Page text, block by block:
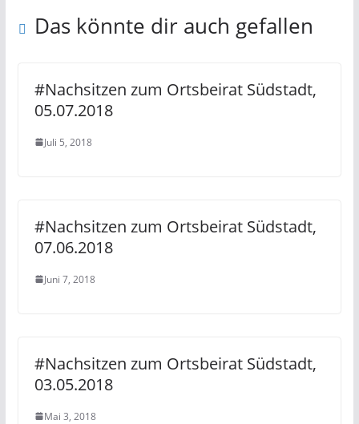
Das könnte dir auch gefallen
#Nachsitzen zum Ortsbeirat Südstadt,
05.07.2018
Juli 5, 2018
#Nachsitzen zum Ortsbeirat Südstadt,
07.06.2018
Juni 7, 2018
#Nachsitzen zum Ortsbeirat Südstadt,
03.05.2018
Mai 3, 2018